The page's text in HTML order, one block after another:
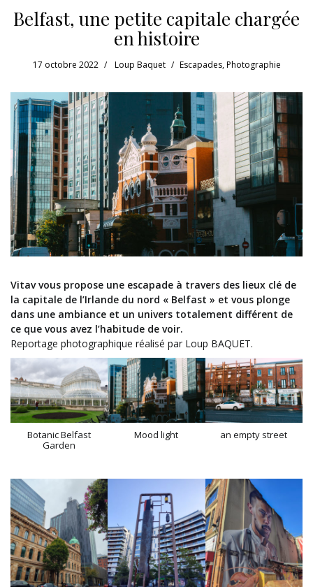
Belfast, une petite capitale chargée
en histoire
17 octobre 2022 Loup Baquet Escapades,Photographie
Vitav vous propose une escapade à travers des lieux clé de
la capitale de l’Irlande du nord « Belfast » et vous plonge
dans une ambiance et un univers totalement différent de
ce que vous avez l’habitude de voir.
Reportage photographique réalisé par Loup BAQUET.
Botanic Belfast
Garden
Mood light an empty street